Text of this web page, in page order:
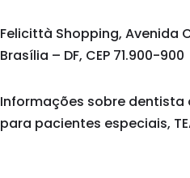
Felicittà Shopping, Avenida
Brasília – DF, CEP 71.900-900
Informações sobre
para pacientes especiais,